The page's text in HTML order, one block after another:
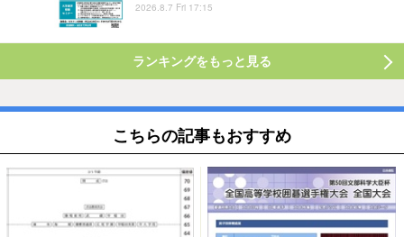
2026.8.7 Fri 17:15
ランキングをもっと見る
こちらの記事もおすすめ